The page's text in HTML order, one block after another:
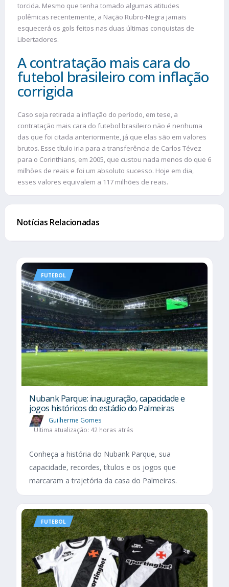
torcida. Mesmo que tenha tomado algumas atitudes
polêmicas recentemente, a Nação Rubro-Negra jamais
esquecerá os gols feitos nas duas últimas conquistas de
Libertadores.
A contratação mais cara do
futebol brasileiro com inflação
corrigida
Caso seja retirada a inflação do período, em tese, a
contratação mais cara do futebol brasileiro não é nenhuma
das que foi citada anteriormente, já que elas são em valores
brutos. Esse título iria para a transferência de Carlos Tévez
para o Corinthians, em 2005, que custou nada menos do que 6
milhões de reais e foi um absoluto sucesso. Hoje em dia,
esses valores equivalem a 117 milhões de reais.
Notícias Relacionadas
FUTEBOL
Nubank Parque: inauguração, capacidade e
jogos históricos do estádio do Palmeiras
Guilherme Gomes
Última atualização: 42 horas atrás
Conheça a história do Nubank Parque, sua
capacidade, recordes, títulos e os jogos que
marcaram a trajetória da casa do Palmeiras.
FUTEBOL